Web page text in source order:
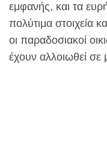
εμφανής, και τα
πολύτιμα στοιχεία
οι παραδοσιακοί
έχουν αλλοιωθεί